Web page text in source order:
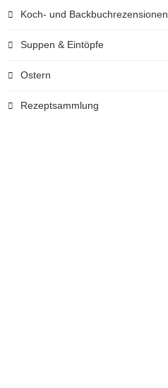
Koch- und Backbuchrezensionen
Suppen & Eintöpfe
Ostern
Rezeptsammlung